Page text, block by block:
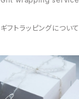
ギフトラッピングについて